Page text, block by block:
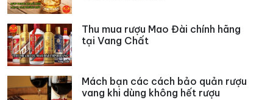
Thu mua rượu Mao Đài chính hãng
tại Vang Chất
Mách bạn các cách bảo quản rượu
vang khi dùng không hết rượu